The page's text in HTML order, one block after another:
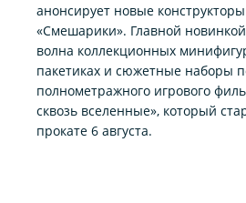
анонсирует новые
«Смешарики». Главной
волна коллекционных
пакетиках и сюжетные наборы
полнометражного игрового
сквозь вселенные», который
прокате 6 августа.